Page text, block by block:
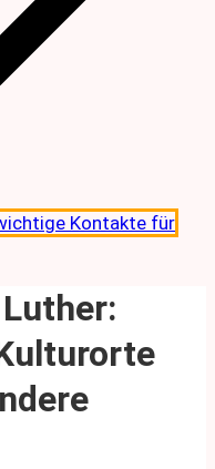
Kontakte für